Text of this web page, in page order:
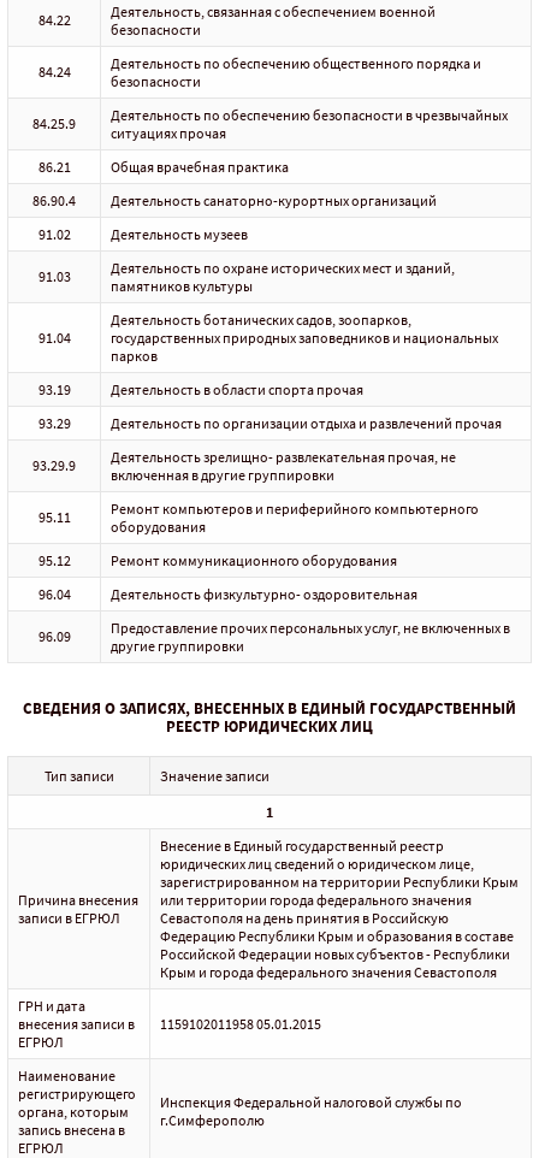
84.22
Деятельность, связанная с обеспечением военной
безопасности
84.24
Деятельность по обеспечению общественного порядка и
безопасности
84.25.9
Деятельность по обеспечению безопасности в чрезвычайных
ситуациях прочая
86.21
Общая врачебная практика
86.90.4
Деятельность санаторно-курортных организаций
91.02
Деятельность музеев
91.03
Деятельность по охране исторических мест и зданий,
памятников культуры
91.04
Деятельность ботанических садов, зоопарков,
государственных природных заповедников и национальных
парков
93.19
Деятельность в области спорта прочая
93.29
Деятельность по организации отдыха и развлечений прочая
93.29.9
Деятельность зрелищно- развлекательная прочая, не
включенная в другие группировки
95.11
Ремонт компьютеров и периферийного компьютерного
оборудования
95.12
Ремонт коммуникационного оборудования
96.04
Деятельность физкультурно- оздоровительная
96.09
Предоставление прочих персональных услуг, не включенных в
другие группировки
СВЕДЕНИЯ О ЗАПИСЯХ, ВНЕСЕННЫХ В ЕДИНЫЙ ГОСУДАРСТВЕННЫЙ
РЕЕСТР ЮРИДИЧЕСКИХ ЛИЦ
Тип записи
Значение записи
1
Причина внесения
записи в ЕГРЮЛ
Внесение в Единый государственный реестр
юридических лиц сведений о юридическом лице,
зарегистрированном на территории Республики Крым
или территории города федерального значения
Севастополя на день принятия в Российскую
Федерацию Республики Крым и образования в составе
Российской Федерации новых субъектов - Республики
Крым и города федерального значения Севастополя
ГРН и дата
внесения записи в
ЕГРЮЛ
1159102011958 05.01.2015
Наименование
регистрирующего
органа, которым
запись внесена в
ЕГРЮЛ
Инспекция Федеральной налоговой службы по
г.Симферополю